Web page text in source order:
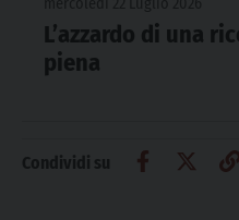
L’azzardo di una
piena
Condividi su